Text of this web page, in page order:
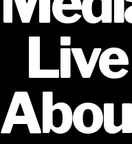
Live